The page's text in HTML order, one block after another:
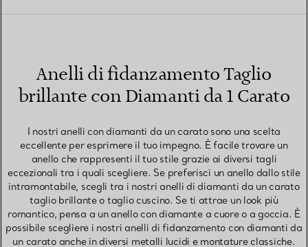
Anelli di fidanzamento Taglio
brillante con Diamanti da 1 Carato
I nostri anelli con diamanti da un carato sono una scelta
eccellente per esprimere il tuo impegno. È facile trovare un
anello che rappresenti il tuo stile grazie ai diversi tagli
eccezionali tra i quali scegliere. Se preferisci un anello dallo stile
intramontabile, scegli tra i nostri anelli di diamanti da un carato
taglio brillante o taglio cuscino. Se ti attrae un look più
romantico, pensa a un anello con diamante a cuore o a goccia. È
possibile scegliere i nostri anelli di fidanzamento con diamanti da
un carato anche in diversi metalli lucidi e montature classiche.